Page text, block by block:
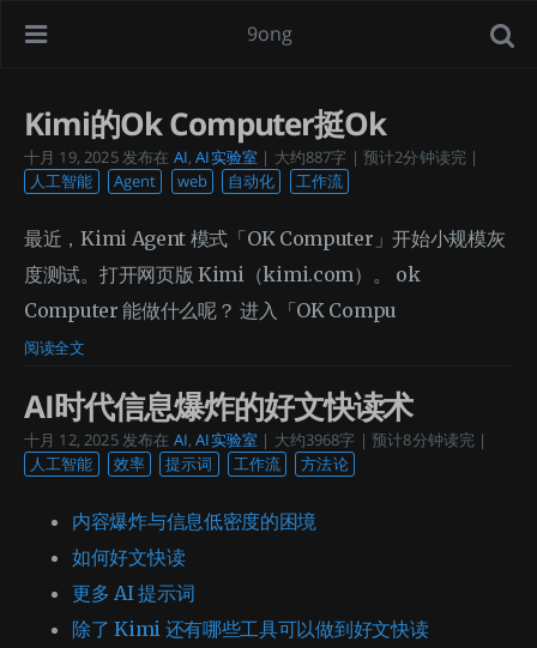
9ong
Kimi的Ok Computer挺Ok
十月 19, 2025发布在 AI,AI实验室 | 大约887字 | 预计2分钟读完 |
人工智能
Agent web 自动化 工作流
最近，Kimi Agent 模式「OK Computer」开始小规模灰
度测试。打开网页版 Kimi（kimi.com）。 ok
Computer 能做什么呢？ 进入「OK Compu
阅读全文
AI时代信息爆炸的好文快读术
十月 12, 2025发布在 AI,AI实验室 | 大约3968字 | 预计8分钟读完 |
人工智能
效率 提示词 工作流 方法论
内容爆炸与信息低密度的困境
如何好文快读
更多 AI 提示词
除了 Kimi 还有哪些工具可以做到好文快读